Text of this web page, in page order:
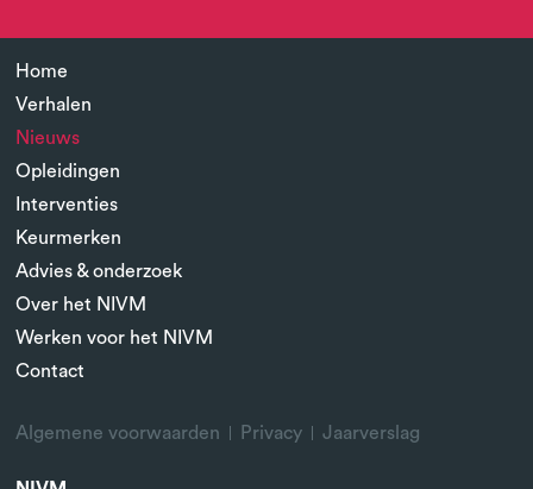
Home
Verhalen
Nieuws
Opleidingen
Interventies
Keurmerken
Advies & onderzoek
Over het NIVM
Werken voor het NIVM
Contact
Algemene voorwaarden Privacy Jaarverslag